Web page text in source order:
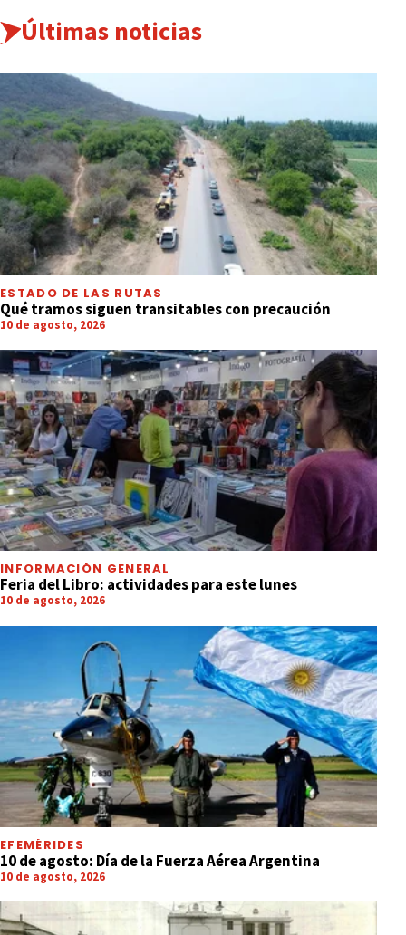
Últimas noticias
ESTADO DE LAS RUTAS
Qué tramos siguen transitables con precaución
10 de agosto, 2026
INFORMACIÓN GENERAL
Feria del Libro: actividades para este lunes
10 de agosto, 2026
EFEMÉRIDES
10 de agosto: Día de la Fuerza Aérea Argentina
10 de agosto, 2026